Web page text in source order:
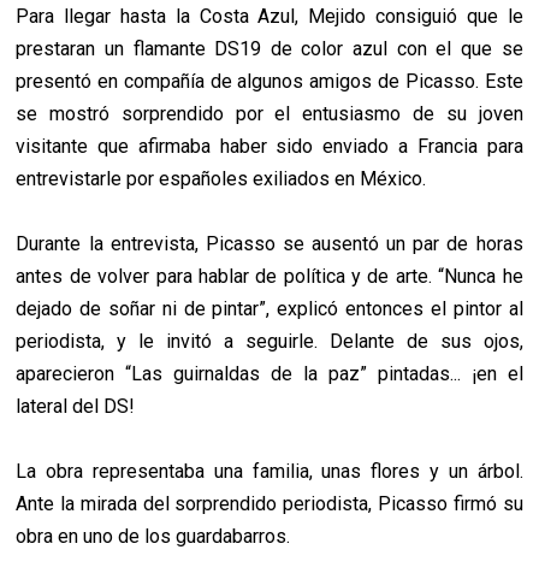
Para llegar hasta la Costa Azul, Mejido consiguió que le
prestaran un flamante DS19 de color azul con el que se
presentó en compañía de algunos amigos de Picasso. Este
se mostró sorprendido por el entusiasmo de su joven
visitante que afirmaba haber sido enviado a Francia para
entrevistarle por españoles exiliados en México.
Durante la entrevista, Picasso se ausentó un par de horas
antes de volver para hablar de política y de arte. “Nunca he
dejado de soñar ni de pintar”, explicó entonces el pintor al
periodista, y le invitó a seguirle. Delante de sus ojos,
aparecieron “Las guirnaldas de la paz” pintadas... ¡en el
lateral del DS!
La obra representaba una familia, unas flores y un árbol.
Ante la mirada del sorprendido periodista, Picasso firmó su
obra en uno de los guardabarros.